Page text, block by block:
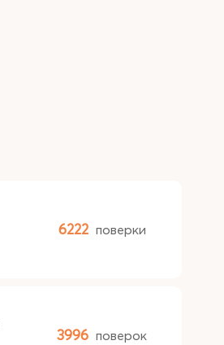
6222 поверки
3996 поверок